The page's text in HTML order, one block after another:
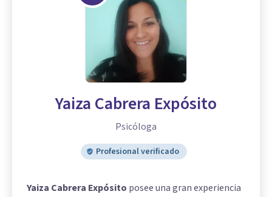
Yaiza Cabrera Expósito
Psicóloga
Profesional verificado
Yaiza Cabrera Expósito posee una gran experiencia